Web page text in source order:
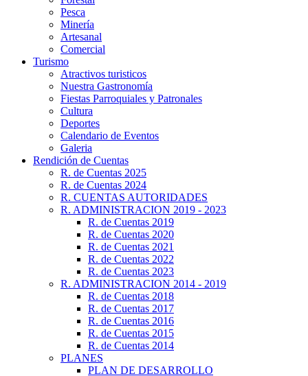
Pesca
Minería
Artesanal
Comercial
Turismo
Atractivos turisticos
Nuestra Gastronomía
Fiestas Parroquiales y Patronales
Cultura
Deportes
Calendario de Eventos
Galeria
Rendición de Cuentas
R. de Cuentas 2025
R. de Cuentas 2024
R. CUENTAS AUTORIDADES
R. ADMINISTRACION 2019 - 2023
R. de Cuentas 2019
R. de Cuentas 2020
R. de Cuentas 2021
R. de Cuentas 2022
R. de Cuentas 2023
R. ADMINISTRACION 2014 - 2019
R. de Cuentas 2018
R. de Cuentas 2017
R. de Cuentas 2016
R. de Cuentas 2015
R. de Cuentas 2014
PLANES
PLAN DE DESARROLLO